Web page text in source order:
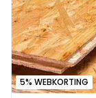
5% WEBKORTING